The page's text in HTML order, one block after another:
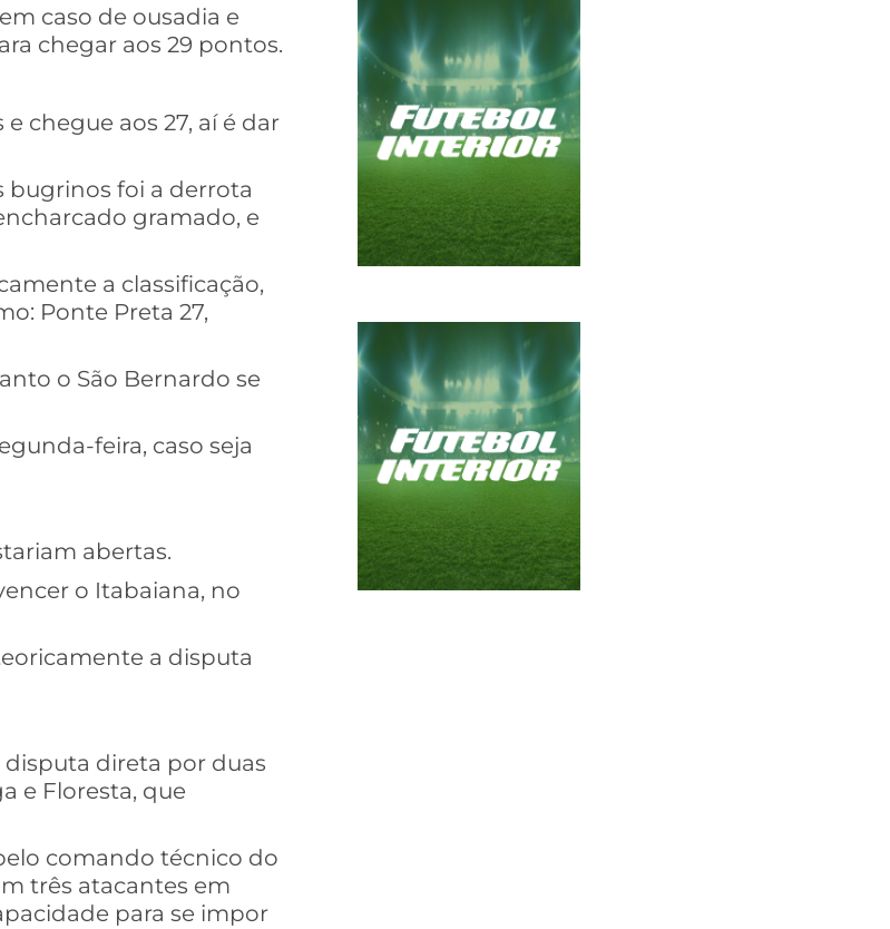
caso de ousadia e
chegar aos 29 pontos.
chegue aos 27, aí é dar
bugrinos foi a derrota
gramado, e
a classificação,
Ponte Preta 27,
o São Bernardo se
feira, caso seja
abertas.
o Itabaiana, no
a disputa
disputa direta por duas
e Floresta, que
comando técnico do
três atacantes em
para se impor